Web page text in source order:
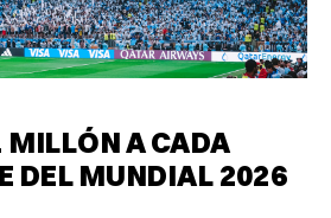
MILLÓN A CADA
DEL MUNDIAL 2026